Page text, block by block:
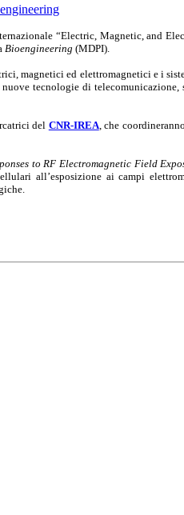
“Electric, Magnetic, and
Bioengineering (MDPI).
magnetici ed elettromagnetici e i
tecnologie di
del CNR-IREA, che
to RF Electromagnetic Field
all’esposizione ai campi